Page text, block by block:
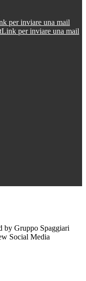
per inviare una mail
Link per inviare una mail
by Gruppo Spaggiari
Social Media